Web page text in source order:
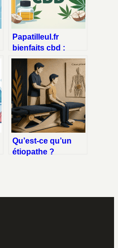
Papatilleul.fr
bienfaits cbd :
guide complet et
concret pour mieux
comprendre
Qu’est-ce qu’un
étiopathe ?
champ